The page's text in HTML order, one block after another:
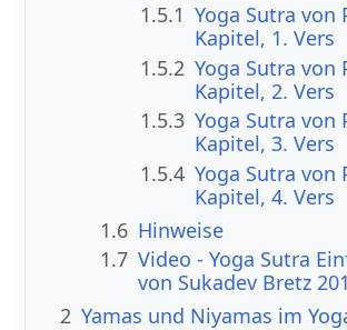
1.5.1 Yoga Sutra von
Kapitel, 1. Vers
1.5.2 Yoga Sutra von
Kapitel, 2. Vers
1.5.3 Yoga Sutra von
Kapitel, 3. Vers
1.5.4 Yoga Sutra von
Kapitel, 4. Vers
1.6 Hinweise
1.7 Video - Yoga Sutra
von Sukadev Bretz
2 Yamas und Niyamas im